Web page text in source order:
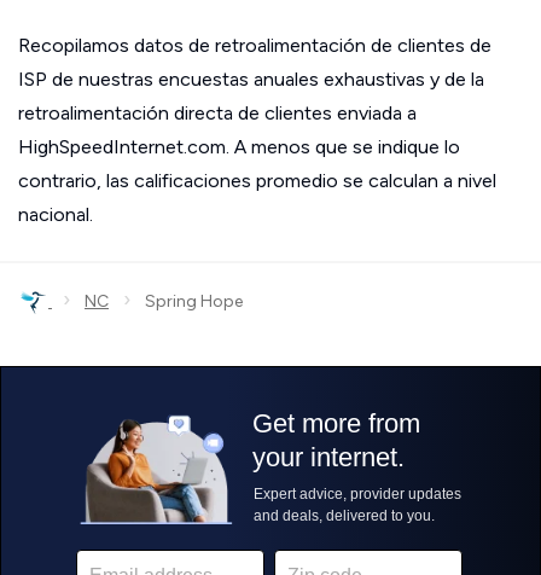
Recopilamos datos de retroalimentación de clientes de
ISP de nuestras encuestas anuales exhaustivas y de la
retroalimentación directa de clientes enviada a
HighSpeedInternet.com. A menos que se indique lo
contrario, las calificaciones promedio se calculan a nivel
nacional.
› NC › Spring Hope